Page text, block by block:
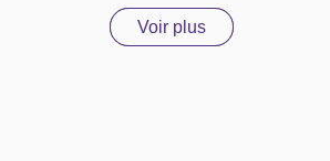
Voir plus